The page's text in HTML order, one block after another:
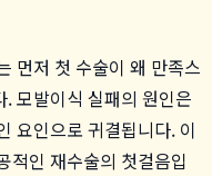
먼저 첫 수술이 왜 만족스
모발이식 실패의 원인은
요인으로 귀결됩니다. 이
적인 재수술의 첫걸음입